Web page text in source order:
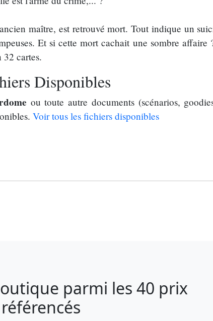
maître, est retrouvé mort. Tout indique un
Et si cette mort cachait une sombre
cartes.
Disponibles
ou toute autre documents (scénarios,
Voir tous les fichiers disponibles
parmi les 40 prix
référencés